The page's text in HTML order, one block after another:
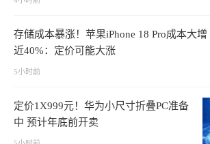
存储成本暴涨！苹果iPhone 18 Pro成本大增
近40%：定价可能大涨
5小时前
定价1X999元！华为小尺寸折叠PC准备
中 预计年底前开卖